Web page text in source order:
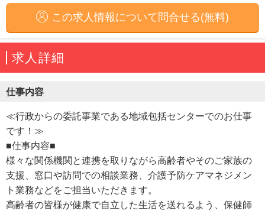
この求人情報について問合せる(無料)
求人詳細
仕事内容
≪行政からの委託事業である地域包括センターでのお仕事
です！≫
■仕事内容■
様々な関係機関と連携を取りながら高齢者やそのご家族の
支援、窓口や訪問での相談業務、介護予防ケアマネジメン
ト業務などをご担当いただきます。
高齢者の皆様が健康で自立した生活を送れるよう、保健師